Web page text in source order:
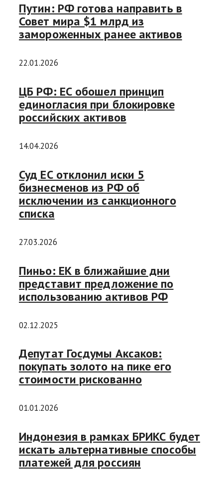
Путин: РФ готова направить в
Совет мира $1 млрд из
замороженных ранее активов
22.01.2026
ЦБ РФ: ЕС обошел принцип
единогласия при блокировке
российских активов
14.04.2026
Суд ЕС отклонил иски 5
бизнесменов из РФ об
исключении из санкционного
списка
27.03.2026
Пиньо: ЕК в ближайшие дни
представит предложение по
использованию активов РФ
02.12.2025
Депутат Госдумы Аксаков:
покупать золото на пике его
стоимости рискованно
01.01.2026
Индонезия в рамках БРИКС будет
искать альтернативные способы
платежей для россиян